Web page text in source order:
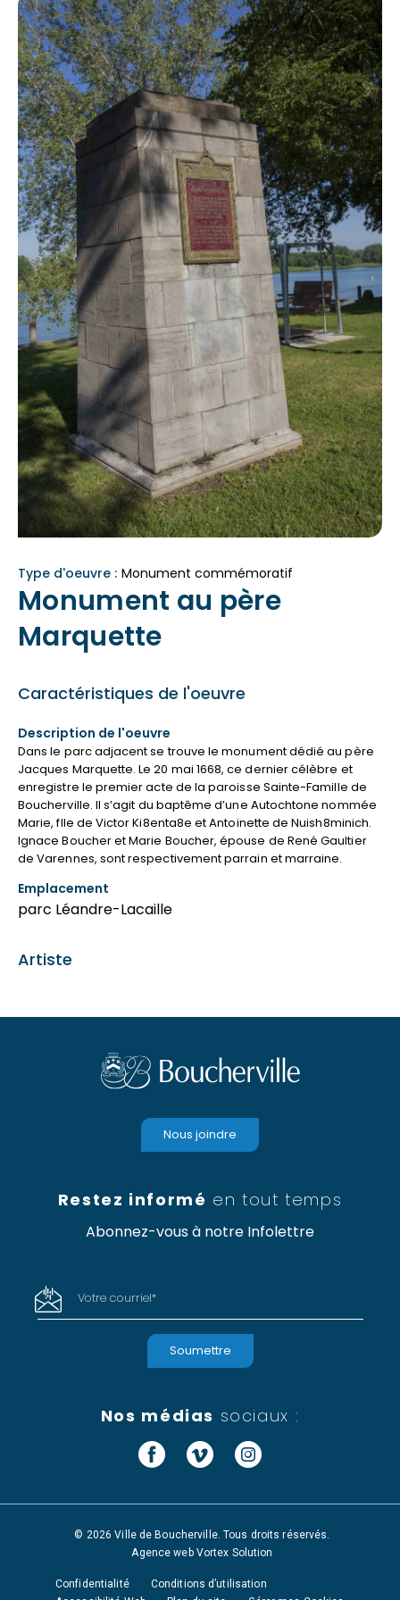
Type d'oeuvre : Monument commémoratif
Monument au père
Marquette
Caractéristiques de l'oeuvre
Description de l'oeuvre
Dans le parc adjacent se trouve le monument dédié au père
Jacques Marquette. Le 20 mai 1668, ce dernier célèbre et
enregistre le premier acte de la paroisse Sainte-Famille de
Boucherville. Il s’agit du baptême d’une Autochtone nommée
Marie, flle de Victor Ki8enta8e et Antoinette de Nuish8minich.
Ignace Boucher et Marie Boucher, épouse de René Gaultier
de Varennes, sont respectivement parrain et marraine.
Emplacement
parc Léandre-Lacaille
Artiste
Restez informé en tout temps
Abonnez-vous à notre Infolettre
Votre courriel*
Nous joindre
Nos médias sociaux :
Facebook
VimeoInstagram
© 2026 Ville de Boucherville. Tous droits réservés.
Agence web Vortex Solution
Confidentialité
Conditions d’utilisation